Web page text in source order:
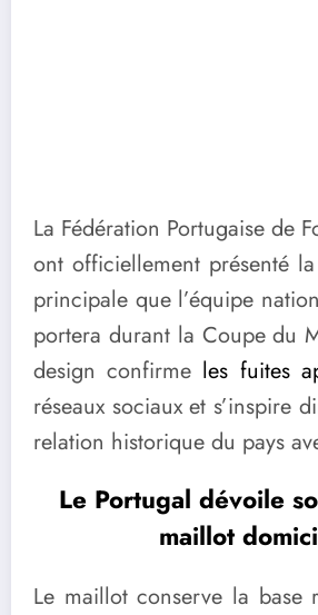
La Fédération Portugaise de
ont officiellement présenté
principale que l’équipe
portera durant la Coupe du
design confirme les fuites
réseaux sociaux et s’inspire
relation historique du pays
Le Portugal dévoile
maillot
Le maillot conserve la base